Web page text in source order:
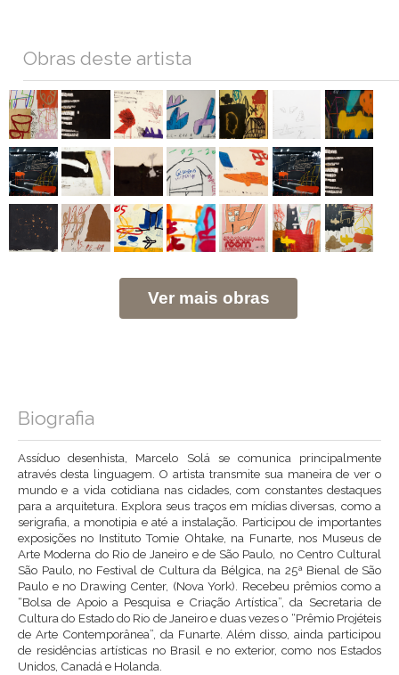
Obras deste artista
Ver mais obras
Biografia
Assíduo desenhista, Marcelo Solá se comunica principalmente
através desta linguagem. O artista transmite sua maneira de ver o
mundo e a vida cotidiana nas cidades, com constantes destaques
para a arquitetura. Explora seus traços em mídias diversas, como a
serigrafia, a monotipia e até a instalação. Participou de importantes
exposições no Instituto Tomie Ohtake, na Funarte, nos Museus de
Arte Moderna do Rio de Janeiro e de São Paulo, no Centro Cultural
São Paulo, no Festival de Cultura da Bélgica, na 25ª Bienal de São
Paulo e no Drawing Center, (Nova York). Recebeu prêmios como a
“Bolsa de Apoio a Pesquisa e Criação Artística”, da Secretaria de
Cultura do Estado do Rio de Janeiro e duas vezes o “Prêmio Projéteis
de Arte Contemporânea”, da Funarte. Além disso, ainda participou
de residências artísticas no Brasil e no exterior, como nos Estados
Unidos, Canadá e Holanda.